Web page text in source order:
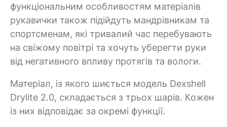
функціональним особливостям матеріалів
рукавички також підійдуть мандрівникам та
спортсменам, які тривалий час перебувають
на свіжому повітрі та хочуть уберегти руки
від негативного впливу протягів та вологи.
Матеріал, із якого шиється модель Dexshell
Drylite 2.0, складається з трьох шарів. Кожен
із них відповідає за окремі функції.